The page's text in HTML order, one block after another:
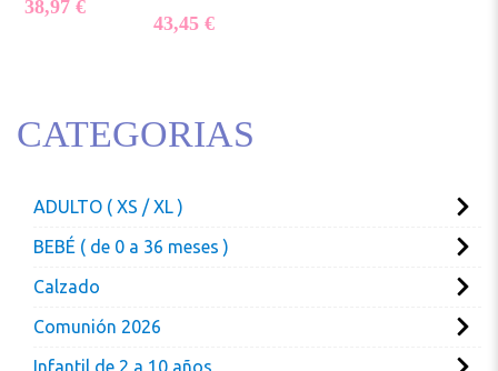
38,97 € El precio actual es: 38,97 €.
43,45 €
CATEGORIAS
ADULTO ( XS / XL )
BEBÉ ( de 0 a 36 meses )
Calzado
Comunión 2026
Infantil de 2 a 10 años